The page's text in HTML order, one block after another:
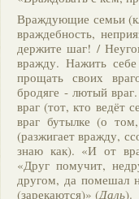
Враждующие семьи
враждебность,
держите шаг! /
вражду. Нажить
прощать своих
бродяге - лютый
враг (тот, кто ведёт
враг бутылке (о
(разжигает вражду,
знаю как). «И от
«Друг помучит,
другом, да помешал
(зарекаются)» (Даль).